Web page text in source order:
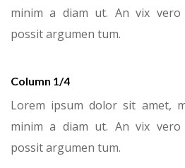
minim a diam ut. An vix vero
possit argumen tum.
Column 1/4
Lorem ipsum dolor sit amet,
minim a diam ut. An vix vero
possit argumen tum.